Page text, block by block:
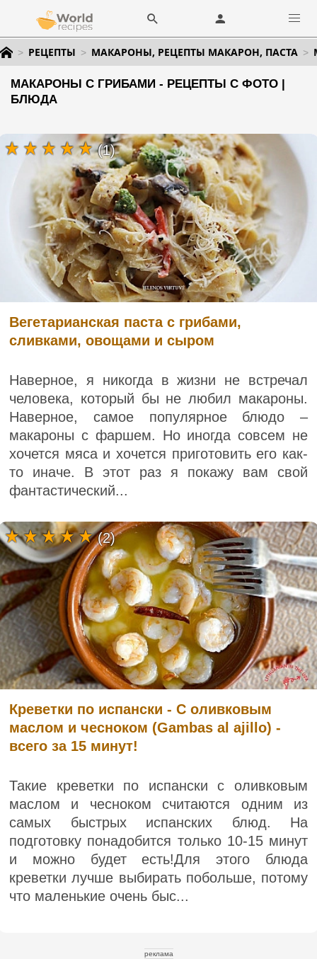
РЕЦЕПТЫ МАКАРОНЫ, РЕЦЕПТЫ МАКАРОН, ПАСТА
МАКАРОНЫ С ГРИБАМИ - РЕЦЕПТЫ С ФОТО |
БЛЮДА
Вегетарианская паста с грибами,
сливками, овощами и сыром
Наверное, я никогда в жизни не встречал
человека, который бы не любил макароны.
Наверное, самое популярное блюдо –
макароны с фаршем. Но иногда совсем не
хочется мяса и хочется приготовить его как-
то иначе. В этот раз я покажу вам свой
фантастический...
(1)
Креветки по испански - С оливковым
маслом и чесноком (Gambas al ajillo) -
всего за 15 минут!
Такие креветки по испански с оливковым
маслом и чесноком считаются одним из
самых быстрых испанских блюд. На
подготовку понадобится только 10-15 минут
и можно будет есть!Для этого блюда
креветки лучше выбирать побольше, потому
что маленькие очень быс...
(2)
реклама